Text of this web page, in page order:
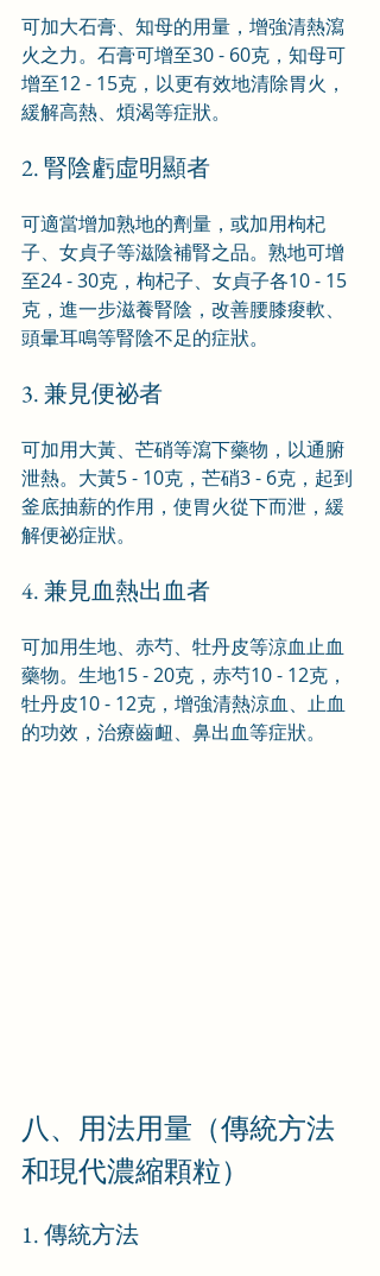
可加大石膏、知母的用量，增強清熱瀉
火之力。石膏可增至30 - 60克，知母可
增至12 - 15克，以更有效地清除胃火，
緩解高熱、煩渴等症狀。
2. 腎陰虧虛明顯者
可適當增加熟地的劑量，或加用枸杞
子、女貞子等滋陰補腎之品。熟地可增
至24 - 30克，枸杞子、女貞子各10 - 15
克，進一步滋養腎陰，改善腰膝痠軟、
頭暈耳鳴等腎陰不足的症狀。
3. 兼見便祕者
可加用大黃、芒硝等瀉下藥物，以通腑
泄熱。大黃5 - 10克，芒硝3 - 6克，起到
釜底抽薪的作用，使胃火從下而泄，緩
解便祕症狀。
4. 兼見血熱出血者
可加用生地、赤芍、牡丹皮等涼血止血
藥物。生地15 - 20克，赤芍10 - 12克，
牡丹皮10 - 12克，增強清熱涼血、止血
的功效，治療齒衄、鼻出血等症狀。
八、用法用量（傳統方法
和現代濃縮顆粒）
1. 傳統方法